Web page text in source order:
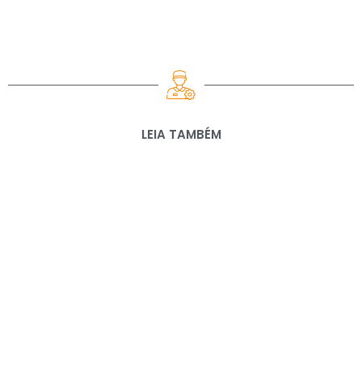
LEIA TAMBÉM